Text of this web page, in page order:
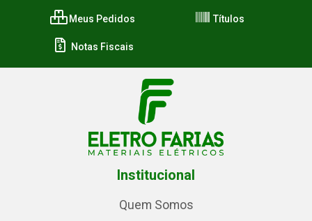
Meus Pedidos Títulos
Notas Fiscais
Institucional
Quem Somos